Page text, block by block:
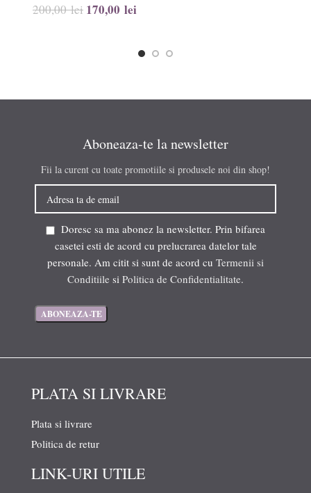
200,00lei 170,00 lei
Aboneaza-te la newsletter
Fii la curent cu toate promotiile si produsele noi din shop!
Doresc sa ma abonez la newsletter. Prin bifarea
casetei esti de acord cu prelucrarea datelor tale
personale. Am citit si sunt de acord cu Termenii si
Conditiile si Politica de Confidentialitate.
PLATA SI LIVRARE
Plata si livrare
Politica de retur
LINK-URI UTILE